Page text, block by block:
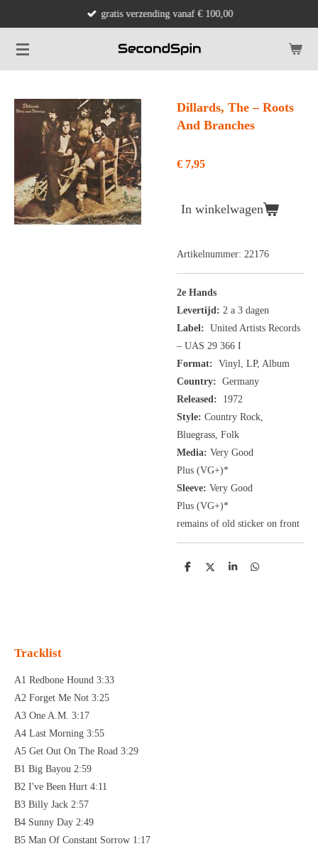
naar
de
gratis verzending vanaf € 100,00
Dillards, The ‎– Roots
And Branches
€ 7,95
In winkelwagen
Artikelnummer: 22176
2e Hands
Levertijd: 2 a 3 dagen
Label: United Artists Records
‎– UAS 29 366 I
Format: Vinyl, LP, Album
Country: Germany
Released: 1972
Style: Country Rock,
Bluegrass, Folk
Media: Very Good
Plus (VG+)*
Sleeve: Very Good
Plus (VG+)*
remains of old sticker on front
D
D
S
D
Tracklist
A1 Redbone Hound 3:33
A2 Forget Me Not 3:25
A3 One A.M. 3:17
A4 Last Morning 3:55
A5 Get Out On The Road 3:29
B1 Big Bayou 2:59
B2 I've Been Hurt 4:11
B3 Billy Jack 2:57
B4 Sunny Day 2:49
B5 Man Of Constant Sorrow 1:17